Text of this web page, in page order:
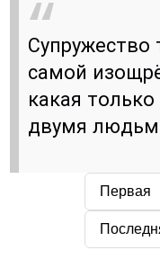
Супружество
самой
какая
двумя
Первая